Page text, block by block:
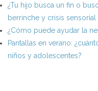
¿Tu hijo busca un fin o
berrinche y crisis sensorial
¿Cómo puede ayudar la
Pantallas en verano:
niños y adolescentes?